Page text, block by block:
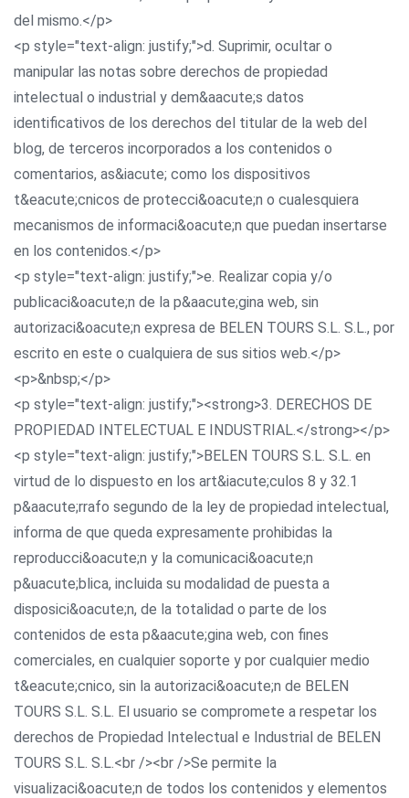
del mismo.</p>
<p style="text-align: justify;">d. Suprimir, ocultar o
manipular las notas sobre derechos de propiedad
intelectual o industrial y dem&aacute;s datos
identificativos de los derechos del titular de la web del
blog, de terceros incorporados a los contenidos o
comentarios, as&iacute; como los dispositivos
t&eacute;cnicos de protecci&oacute;n o cualesquiera
mecanismos de informaci&oacute;n que puedan insertarse
en los contenidos.</p>
<p style="text-align: justify;">e. Realizar copia y/o
publicaci&oacute;n de la p&aacute;gina web, sin
autorizaci&oacute;n expresa de BELEN TOURS S.L. S.L., por
escrito en este o cualquiera de sus sitios web.</p>
<p>&nbsp;</p>
<p style="text-align: justify;"><strong>3. DERECHOS DE
PROPIEDAD INTELECTUAL E INDUSTRIAL.</strong></p>
<p style="text-align: justify;">BELEN TOURS S.L. S.L. en
virtud de lo dispuesto en los art&iacute;culos 8 y 32.1
p&aacute;rrafo segundo de la ley de propiedad intelectual,
informa de que queda expresamente prohibidas la
reproducci&oacute;n y la comunicaci&oacute;n
p&uacute;blica, incluida su modalidad de puesta a
disposici&oacute;n, de la totalidad o parte de los
contenidos de esta p&aacute;gina web, con fines
comerciales, en cualquier soporte y por cualquier medio
t&eacute;cnico, sin la autorizaci&oacute;n de BELEN
TOURS S.L. S.L. El usuario se compromete a respetar los
derechos de Propiedad Intelectual e Industrial de BELEN
TOURS S.L. S.L.<br /><br />Se permite la
visualizaci&oacute;n de todos los contenidos y elementos